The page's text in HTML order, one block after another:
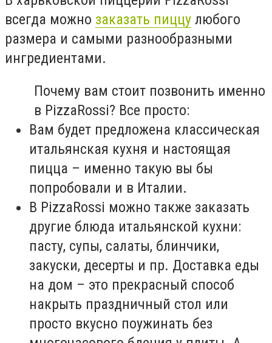
всегда можно заказать пиццу любого
размера и самыми разнообразными
ингредиентами.
Почему вам стоит позвонить именно
в PizzaRossi? Все просто:
Вам будет предложена классическая
итальянская кухня и настоящая
пицца – именно такую вы бы
попробовали и в Италии.
В PizzaRossi можно также заказать
другие блюда итальянской кухни:
пасту, супы, салаты, блинчики,
закуски, десерты и пр. Доставка еды
на дом – это прекрасный способ
накрыть праздничный стол или
просто вкусно поужинать без